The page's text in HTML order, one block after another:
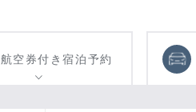
航空券付き宿泊予約